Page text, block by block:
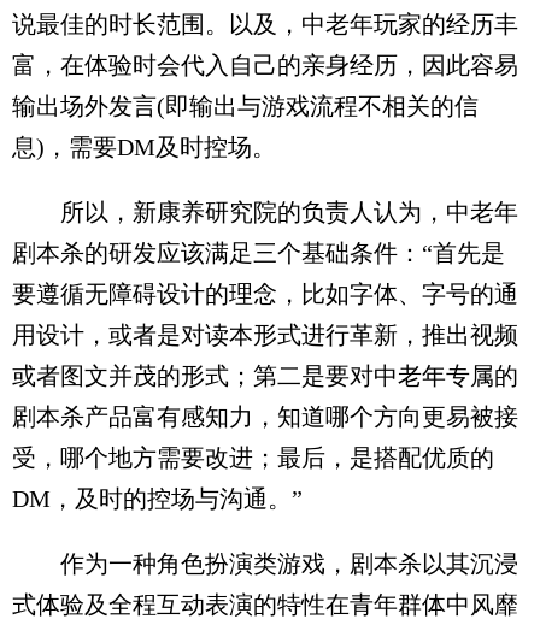
说最佳的时长范围。以及，中老年玩家的经历丰
富，在体验时会代入自己的亲身经历，因此容易
输出场外发言(即输出与游戏流程不相关的信
息)，需要DM及时控场。
所以，新康养研究院的负责人认为，中老年
剧本杀的研发应该满足三个基础条件：“首先是
要遵循无障碍设计的理念，比如字体、字号的通
用设计，或者是对读本形式进行革新，推出视频
或者图文并茂的形式；第二是要对中老年专属的
剧本杀产品富有感知力，知道哪个方向更易被接
受，哪个地方需要改进；最后，是搭配优质的
DM，及时的控场与沟通。”
作为一种角色扮演类游戏，剧本杀以其沉浸
式体验及全程互动表演的特性在青年群体中风靡